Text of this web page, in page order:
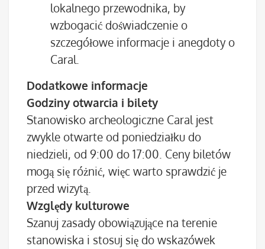
lokalnego przewodnika, by
wzbogacić doświadczenie o
szczegółowe informacje i anegdoty o
Caral.
Dodatkowe informacje
Godziny otwarcia i bilety
Stanowisko archeologiczne Caral jest
zwykle otwarte od poniedziałku do
niedzieli, od 9:00 do 17:00. Ceny biletów
mogą się różnić, więc warto sprawdzić je
przed wizytą.
Względy kulturowe
Szanuj zasady obowiązujące na terenie
stanowiska i stosuj się do wskazówek